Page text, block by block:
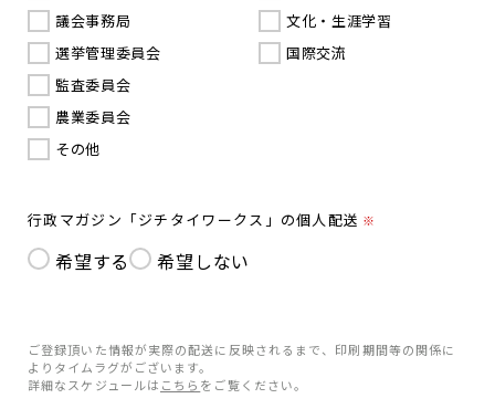
議会事務局
選挙管理委員会
監査委員会
農業委員会
その他
文化・生涯学習
国際交流
行政マガジン「ジチタイワークス」の個人配送 ※
希望する 希望しない
ご登録頂いた情報が実際の配送に反映されるまで、印刷期間等の関係に
よりタイムラグがございます。
詳細なスケジュールは こちら をご覧ください。